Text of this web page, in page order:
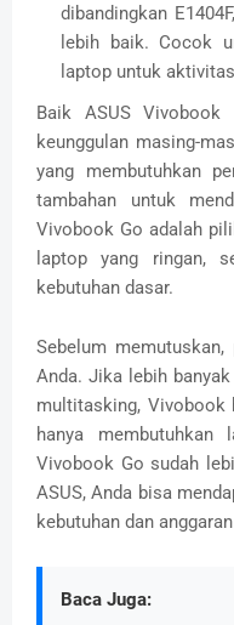
dibandingkan
lebih baik. Cocok
laptop untuk
Baik ASUS
keunggulan masing-
yang membutuhkan
tambahan untuk
Vivobook Go adalah
laptop yang ringan,
kebutuhan dasar.
Sebelum
Anda. Jika lebih
multitasking, Vivobook
hanya membutuhkan
Vivobook Go sudah
ASUS, Anda bisa
kebutuhan dan
Baca Juga: